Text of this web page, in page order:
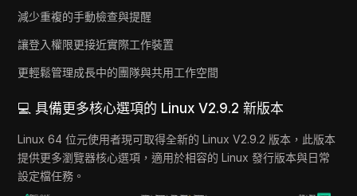
減少重複的手動檢查與提醒
讓登入權限更接近實際工作裝置
更輕鬆管理成長中的團隊與共用工作空間
💻 具備更多核心選項的 Linux V2.9.2 新版本
Linux 64 位元使用者現可取得全新的 Linux V2.9.2 版本，此版本
提供更多瀏覽器核心選項，適用於相容的 Linux 發行版本與日常
設定檔任務。